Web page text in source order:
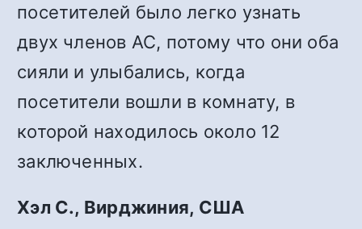
посетителей было легко узнать
двух членов АС, потому что они оба
сияли и улыбались, когда
посетители вошли в комнату, в
которой находилось около 12
заключенных.
Хэл С., Вирджиния, США